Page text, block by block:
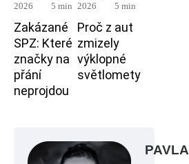
2026
5 min
Zakázané
SPZ: Které
značky na
přání
neprojdou
2026
5 min
Proč z aut
zmizely
výklopné
světlomety
PAVLA